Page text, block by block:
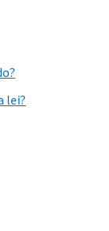
lei?